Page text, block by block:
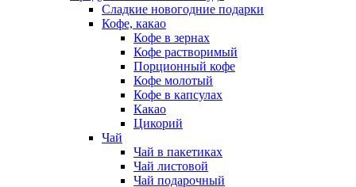
Сладкие новогодние подарки
Кофе, какао
Кофе в зернах
Кофе растворимый
Порционный кофе
Кофе молотый
Кофе в капсулах
Какао
Цикорий
Чай
Чай в пакетиках
Чай листовой
Чай подарочный